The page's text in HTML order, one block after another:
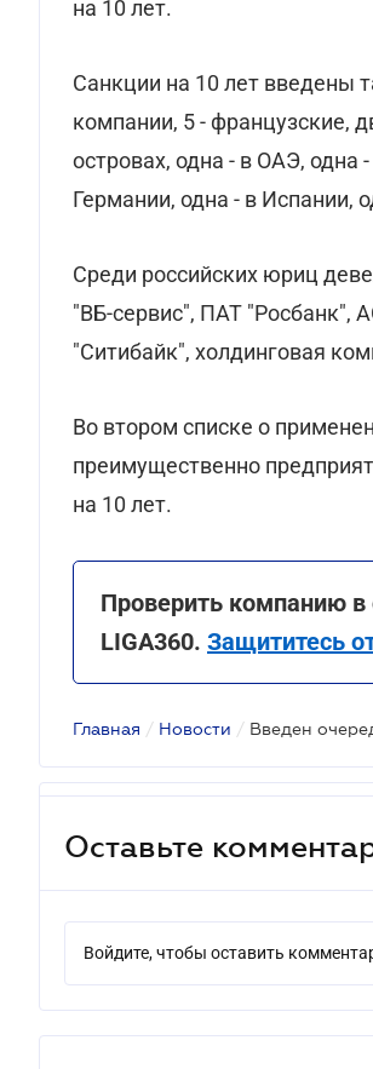
на 10 лет.
Санкции на 10 лет введены
компании, 5 - французские,
островах, одна - в ОАЭ, одна
Германии, одна - в Испании,
Среди российских юриц
"ВБ-сервис", ПАТ "Росбанк",
"Ситибайк", холдинговая
Во втором списке о
преимущественно
на 10 лет.
Проверить компанию в
LIGA360. Защититесь
Главная / Новости / Введен
Оставьте
Войдите, чтобы оставить